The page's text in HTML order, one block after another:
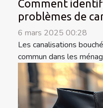
Comment
problèmes de
6 mars 2025 00:28
Les canalisations
commun dans les